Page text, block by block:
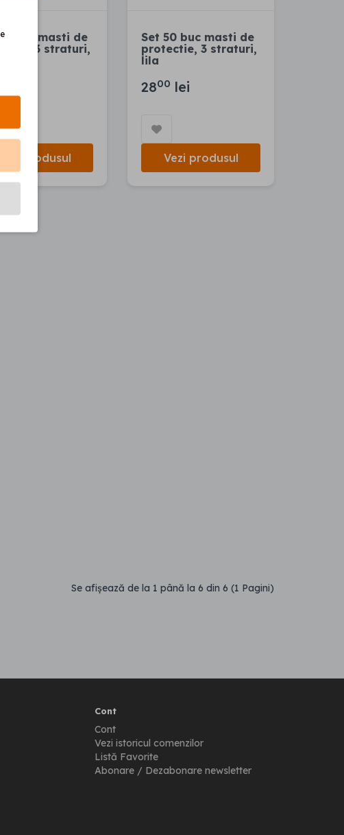
buc masti de
3 straturi,
Vezi produsul
Set 50 buc masti de
protectie, 3 straturi,
lila
2800 lei
Vezi produsul
Se afişează de la 1 până la 6 din 6 (1 Pagini)
Cont
Cont
Vezi istoricul comenzilor
Listă Favorite
Abonare / Dezabonare newsletter